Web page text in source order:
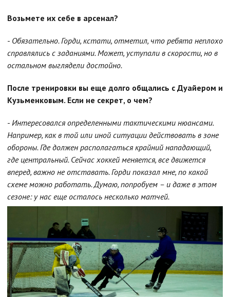
Возьмете их себе в арсенал?
- Обязательно. Горди, кстати, отметил, что ребята неплохо
справлялись с заданиями. Может, уступали в скорости, но в
остальном выглядели достойно.
После тренировки вы еще долго общались с Дуайером и
Кузьменковым. Если не секрет, о чем?
- Интересовался определенными тактическими нюансами.
Например, как в той или иной ситуации действовать в зоне
обороны. Где должен располагаться крайний нападающий,
где центральный. Сейчас хоккей меняется, все движется
вперед, важно не отставать. Горди показал мне, по какой
схеме можно работать. Думаю, попробуем – и даже в этом
сезоне: у нас еще осталось несколько матчей.